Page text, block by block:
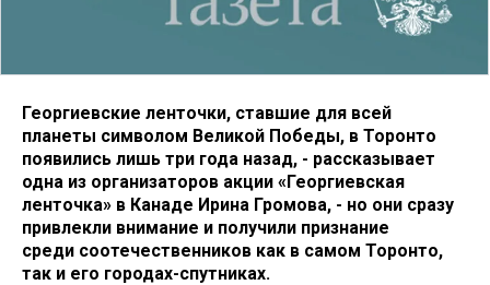
Георгиевские ленточки, ставшие для всей
планеты символом Великой Победы, в Торонто
появились лишь три года назад, - рассказывает
одна из организаторов акции «Георгиевская
ленточка» в Канаде Ирина Громова, - но они сразу
привлекли внимание и получили признание
среди соотечественников как в самом Торонто,
так и его городах-спутниках.